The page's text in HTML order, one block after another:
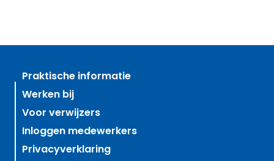
Praktische informatie
Werken bij
Voor verwijzers
Inloggen medewerkers
Privacyverklaring